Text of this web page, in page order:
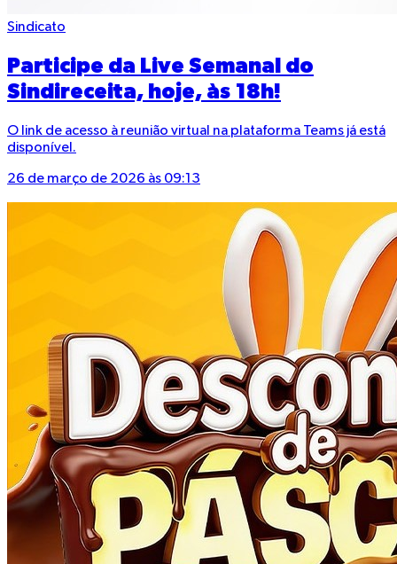
Sindicato
Participe da Live Semanal do
Sindireceita, hoje, às 18h!
O link de acesso à reunião virtual na plataforma Teams já está
disponível.
26 de março de 2026 às 09:13